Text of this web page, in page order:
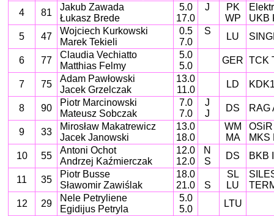
4 81
Jakub Zawada
Łukasz Brede
5.0
17.0
J
PK
WP
UKB
5
47
Wojciech Kurkowski
Marek Tekieli
0.5
7.0
S
LU
6 77
Claudia Vechiatto
Matthias Felmy
5.0
5.0
GER TCK
7 75
Adam Pawłowski
Jacek Grzelczak
13.0
11.0
LD
8 90
Piotr Marcinowski
Mateusz Sobczak
7.0
7.0
J
J
DS RAG
9 33
Mirosław Makatrewicz
Jacek Janowski
13.0
18.0
WM
MA
MKS
10
55
Antoni Ochot
Andrzej Kaźmierczak
12.0
12.0
N
S
DS BKB
11 35
Piotr Busse
Sławomir Zawiślak
18.0
21.0
S
SL
LU
12
29
Nele Petryliene
Egidijus Petryla
5.0
5.0
LTU